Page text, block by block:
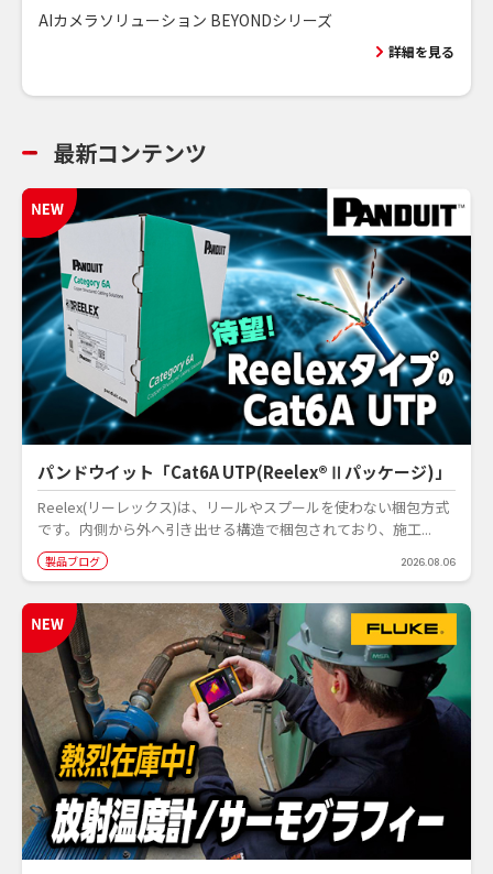
AIカメラソリューション BEYONDシリーズ
詳細を見る
最新コンテンツ
パンドウイット「Cat6A UTP(Reelex®Ⅱパッケージ)」
Reelex(リーレックス)は、リールやスプールを使わない梱包方式
です。内側から外へ引き出せる構造で梱包されており、施工...
製品ブログ 2026.08.06